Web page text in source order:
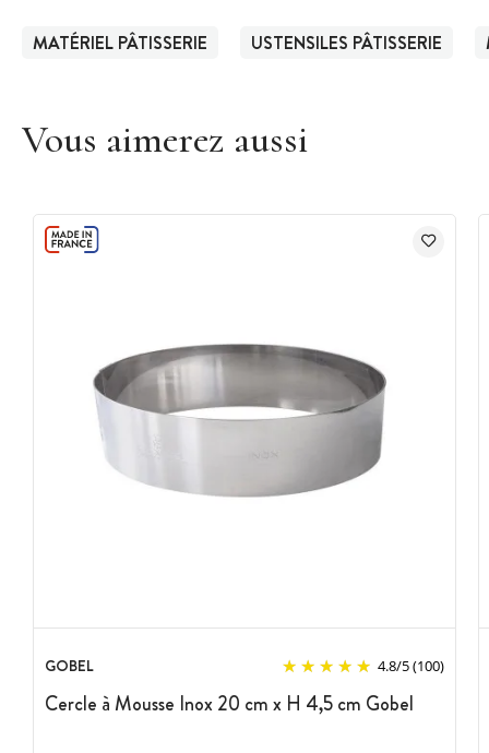
MATÉRIEL PÂTISSERIE USTENSILES PÂTISSERIE
Vous aimerez aussi
GOBEL 4.8/5(100)
Cercle à Mousse Inox 20 cm x H 4,5 cm Gobel